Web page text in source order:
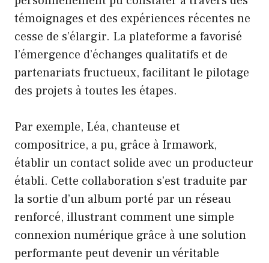
témoignages et des expériences récentes ne
cesse de s’élargir. La plateforme a favorisé
l’émergence d’échanges qualitatifs et de
partenariats fructueux, facilitant le pilotage
des projets à toutes les étapes.
Par exemple, Léa, chanteuse et
compositrice, a pu, grâce à Irmawork,
établir un contact solide avec un producteur
établi. Cette collaboration s’est traduite par
la sortie d’un album porté par un réseau
renforcé, illustrant comment une simple
connexion numérique grâce à une solution
performante peut devenir un véritable